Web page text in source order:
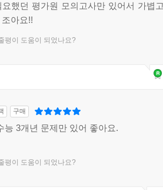
요했던 평가원 모의고사만 있어서 가볍
아요!!
평이 도움이 되었나요?
구매
능 3개년 문제만 있어 좋아요.
평이 도움이 되었나요?